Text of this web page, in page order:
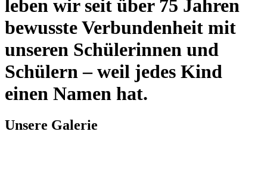
leben wir seit über 75 Jahren
bewusste Verbundenheit mit
unseren Schülerinnen und
Schülern – weil jedes Kind
einen Namen hat.
Unsere Galerie